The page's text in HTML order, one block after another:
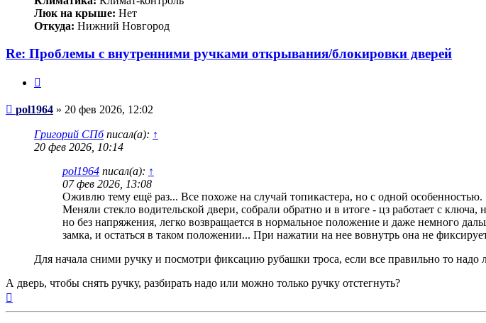
Люк на крыше: Нет
Откуда: Нижний Новгород
Re: Проблемы с внутренними ручками открывания/блокировки дверей
Сообщение
pol1964 » 20 фев 2026, 12:02
Григорий СПбписал(а): ↑
20 фев 2026, 10:14
pol1964 писал(а): ↑
07 фев 2026, 13:08
Оживлю тему ещё раз... Все похоже на случай топикастера, но с одной особенностью.
Меняли стекло водительской двери, собрали обратно и в итоге - цз работает с
но без напряжения, легко возвращается в нормальное положение и даже немного
замка, и остаться в таком положении... При нажатии на нее вовнутрь она не
Для начала сними ручку и посмотри фиксацию рубашки троса, если все правильно то надо
А дверь, чтобы снять ручку, разбирать надо или можно только ручку отстегнуть?